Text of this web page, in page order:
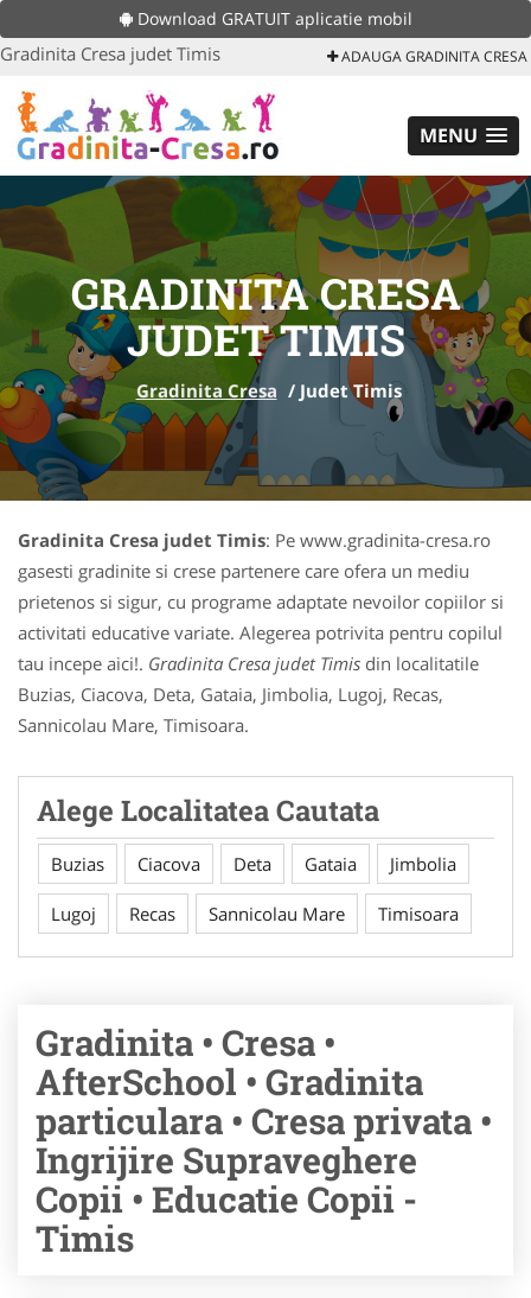
Download GRATUIT aplicatie mobil
Gradinita Cresa judet Timis ADAUGA GRADINITA CRESA
MENU
GRADINITA CRESA
JUDET TIMIS
Gradinita Cresa / Judet Timis
Gradinita Cresa judet Timis: Pe www.gradinita-cresa.ro
gasesti gradinite si crese partenere care ofera un mediu
prietenos si sigur, cu programe adaptate nevoilor copiilor si
activitati educative variate. Alegerea potrivita pentru copilul
tau incepe aici!. Gradinita Cresa judet Timis din localitatile
Buzias, Ciacova, Deta, Gataia, Jimbolia, Lugoj, Recas,
Sannicolau Mare, Timisoara.
Alege Localitatea Cautata
Buzias Ciacova Deta Gataia Jimbolia
Lugoj Recas Sannicolau Mare Timisoara
Gradinita • Cresa •
AfterSchool • Gradinita
particulara • Cresa privata •
Ingrijire Supraveghere
Copii • Educatie Copii -
Timis